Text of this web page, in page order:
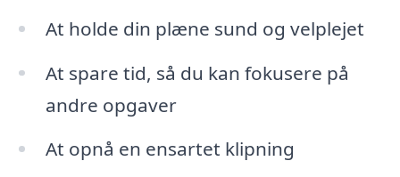
At holde din plæne sund og velplejet
At spare tid, så du kan fokusere på
andre opgaver
At opnå en ensartet klipning